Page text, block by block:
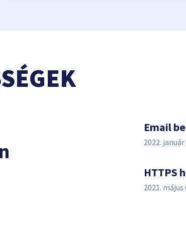
Email
2022. január
HTTPS
2021. május